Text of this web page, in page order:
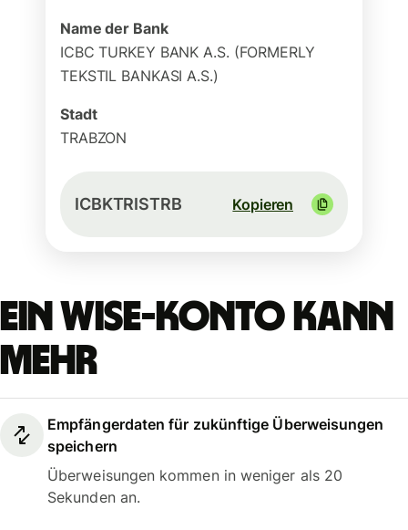
Name der Bank
ICBC TURKEY BANK A.S. (FORMERLY
TEKSTIL BANKASI A.S.)
Stadt
TRABZON
ICBKTRISTRB Kopieren
Ein Wise-Konto kann
mehr
Empfängerdaten für zukünftige Überweisungen
speichern
Überweisungen kommen in weniger als 20
Sekunden an.